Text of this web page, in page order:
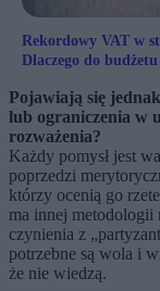
Rekordowy VAT w
Dlaczego do budżetu
Pojawiają się
lub ograniczenia w
rozważenia?
Każdy pomysł jest
poprzedzi
którzy ocenią go
ma innej metodologii
czynienia z
potrzebne są wola i
że nie wiedzą.